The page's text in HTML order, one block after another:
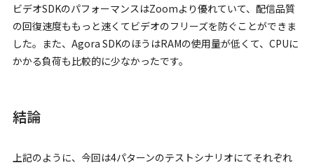
ビデオSDKのパフォーマンスはZoomより優れていて、配信品質
の回復速度ももっと速くてビデオのフリーズを防ぐことができま
した。また、Agora SDKのほうはRAMの使用量が低くて、CPUに
かかる負荷も比較的に少なかったです。
結論
上記のように、今回は4パターンのテストシナリオにてそれぞれ